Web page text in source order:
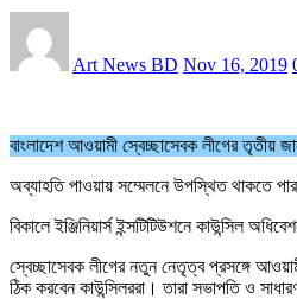
Art News BD Nov 16, 2019
বাংলাদেশ আওয়ামী স্বেচ্ছাসেবক লীগের তৃতীয়
অব্যাহতি পাওয়ায় সম্মেলনে উপস্থিত থাকতে
বিকালে ইঞ্জিনিয়ার্স ইন্সটিটিউশনে কাউন্সিল
স্বেচ্ছাসেবক লীগের নতুন নেতৃত্ব প্রসঙ্গে
ঠিক করবেন কাউন্সিলররা। তারা সভাপতি ও